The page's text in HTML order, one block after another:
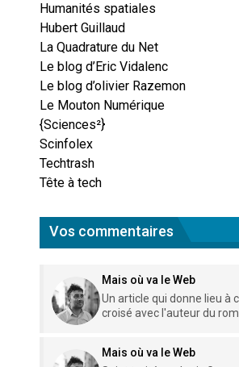
Humanités spatiales
Hubert Guillaud
La Quadrature du Net
Le blog d’Eric Vidalenc
Le blog d’olivier Razemon
Le Mouton Numérique
{Sciences²}
Scinfolex
Techtrash
Tête à tech
Vos commentaires
Mais où va le Web
Un article qui donne lieu à
croisé avec l'auteur du rom...
Mais où va le Web